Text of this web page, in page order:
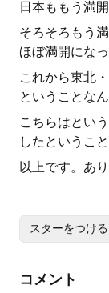
日本ももう満開
そろそろもう
ほぼ満開にな
これから東北
ということな
こちらはとい
したということ
以上です。あ
スターをつける
コメント